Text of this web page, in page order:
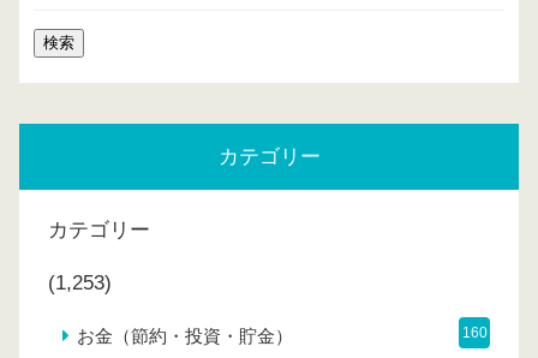
カテゴリー
カテゴリー
(1,253)
お金（節約・投資・貯金） 160